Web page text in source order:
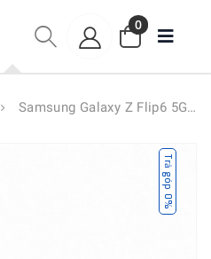
0
Samsung Galaxy Z Flip6 5G 12GB/512GB
Trả góp 0%